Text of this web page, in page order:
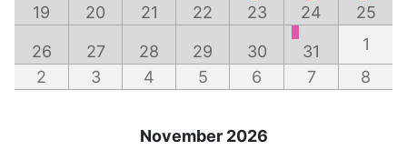
19 20 21 22 23 24 25
26 27 28 29 30 31
1
2
3 4 5 6 7 8
November 2026